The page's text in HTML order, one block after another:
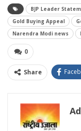
BJP Leader
Gold Buying Appeal
Narendra Modi news
0
Share